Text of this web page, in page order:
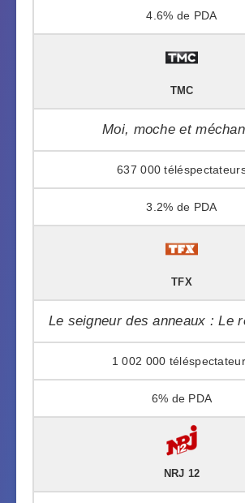
4.6%
TMC
Moi, moche et
637 000
3.2%
TFX
Le seigneur des anneaux : Le
1 002 000
6%
NRJ 12